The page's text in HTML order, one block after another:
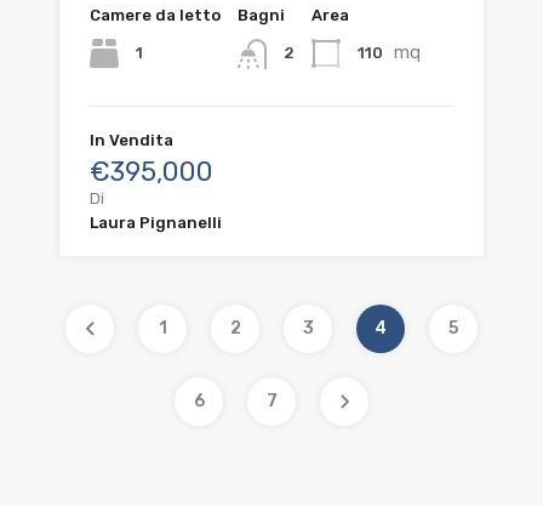
Camere da letto
1
Bagni
2
Area
110 mq
In Vendita
€395,000
Di
Laura Pignanelli
1 2 3 4 5
6 7